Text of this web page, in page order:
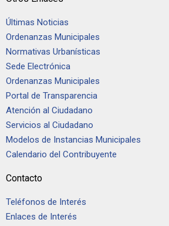
Últimas Noticias
Ordenanzas Municipales
Normativas Urbanísticas
Sede Electrónica
Ordenanzas Municipales
Portal de Transparencia
Atención al Ciudadano
Servicios al Ciudadano
Modelos de Instancias Municipales
Calendario del Contribuyente
Contacto
Teléfonos de Interés
Enlaces de Interés